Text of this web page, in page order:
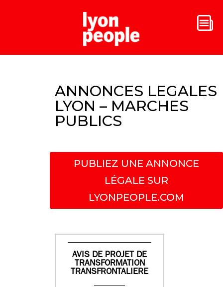
ANNONCES LEGALES
LYON – MARCHES
PUBLICS
PUBLIEZ UNE ANNONCE
LÉGALE SUR
LYONPEOPLE.COM
AVIS DE PROJET DE
TRANSFORMATION
TRANSFRONTALIERE